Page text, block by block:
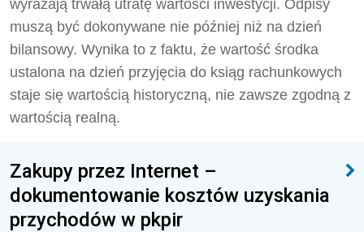
wyrażają trwałą utratę wartości inwestycji. Odpisy
muszą być dokonywane nie później niż na dzień
bilansowy. Wynika to z faktu, że wartość środka
ustalona na dzień przyjęcia do ksiąg rachunkowych
staje się wartością historyczną, nie zawsze zgodną z
wartością realną.
Zakupy przez Internet –
dokumentowanie kosztów uzyskania
przychodów w pkpir